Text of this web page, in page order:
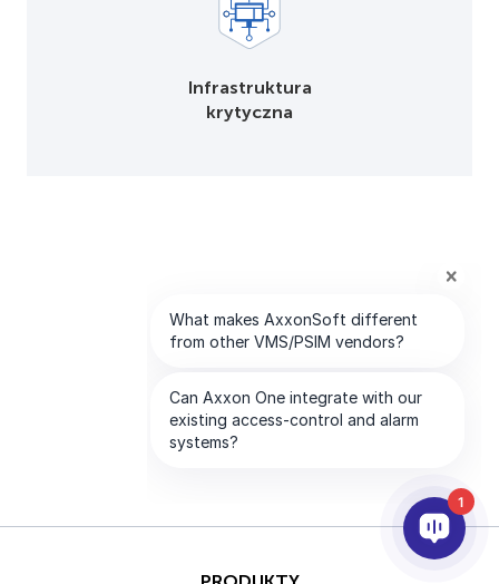
Infrastruktura
krytyczna
1